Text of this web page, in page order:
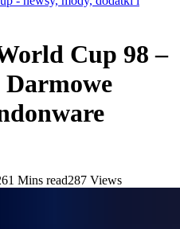
Cup 98 –
1 Mins read287 Views